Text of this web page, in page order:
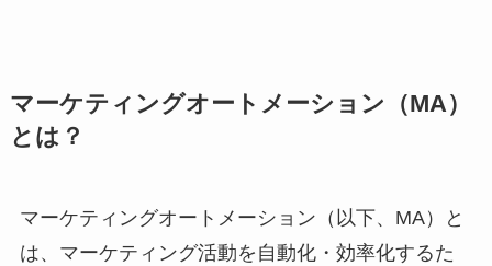
マーケティングオートメーション（MA）
とは？
マーケティングオートメーション（以下、MA）と
は、マーケティング活動を自動化・効率化するた